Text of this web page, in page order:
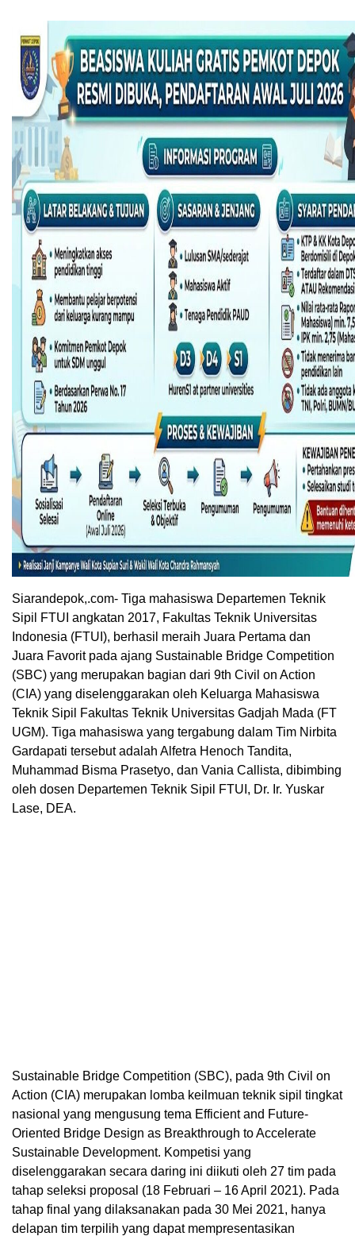
Siarandepok,.com- Tiga mahasiswa Departemen Teknik
Sipil FTUI angkatan 2017, Fakultas Teknik Universitas
Indonesia (FTUI), berhasil meraih Juara Pertama dan
Juara Favorit pada ajang Sustainable Bridge Competition
(SBC) yang merupakan bagian dari 9th Civil on Action
(CIA) yang diselenggarakan oleh Keluarga Mahasiswa
Teknik Sipil Fakultas Teknik Universitas Gadjah Mada (FT
UGM). Tiga mahasiswa yang tergabung dalam Tim Nirbita
Gardapati tersebut adalah Alfetra Henoch Tandita,
Muhammad Bisma Prasetyo, dan Vania Callista, dibimbing
oleh dosen Departemen Teknik Sipil FTUI, Dr. Ir. Yuskar
Lase, DEA.
Sustainable Bridge Competition (SBC), pada 9th Civil on
Action (CIA) merupakan lomba keilmuan teknik sipil tingkat
nasional yang mengusung tema Efficient and Future-
Oriented Bridge Design as Breakthrough to Accelerate
Sustainable Development. Kompetisi yang
diselenggarakan secara daring ini diikuti oleh 27 tim pada
tahap seleksi proposal (18 Februari – 16 April 2021). Pada
tahap final yang dilaksanakan pada 30 Mei 2021, hanya
delapan tim terpilih yang dapat mempresentasikan